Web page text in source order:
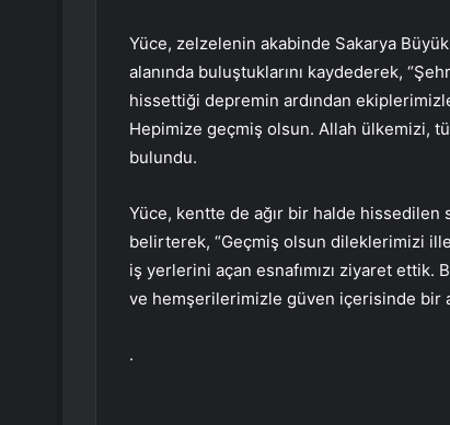
Yüce, zelzelenin akabinde Sakarya
alanında buluştuklarını kaydederek,
hissettiği depremin ardından
Hepimize geçmiş olsun. Allah ülkemizi,
bulundu.
Yüce, kentte de ağır bir halde hissedilen
belirterek, “Geçmiş olsun dileklerimizi
iş yerlerini açan esnafımızı ziyaret ettik.
ve hemşerilerimizle güven içerisinde bir
.